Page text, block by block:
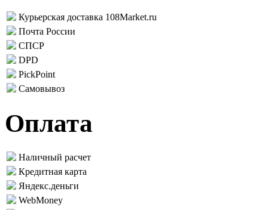
Курьерская доставка 108Market.ru
Почта России
СПСР
DPD
PickPoint
Самовывоз
Оплата
Наличный расчет
Кредитная карта
Яндекс.деньги
WebMoney